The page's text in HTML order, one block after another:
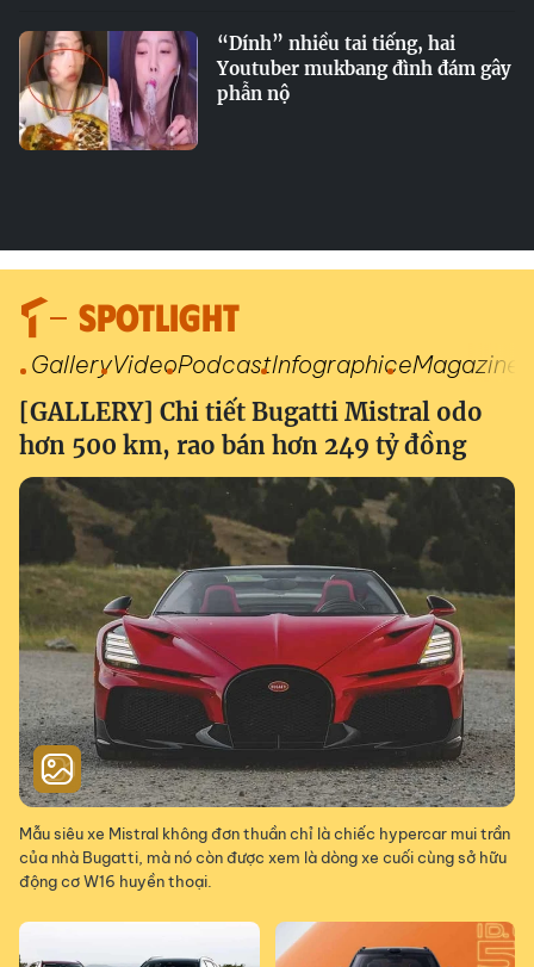
“Dính” nhiều tai tiếng, hai
Youtuber mukbang đình đám gây
phẫn nộ
SPOTLIGHT
GalleryVideoPodcastInfographiceMagazine
[GALLERY] Chi tiết Bugatti Mistral odo
hơn 500 km, rao bán hơn 249 tỷ đồng
Mẫu siêu xe Mistral không đơn thuần chỉ là chiếc hypercar mui trần
của nhà Bugatti, mà nó còn được xem là dòng xe cuối cùng sở hữu
động cơ W16 huyền thoại.